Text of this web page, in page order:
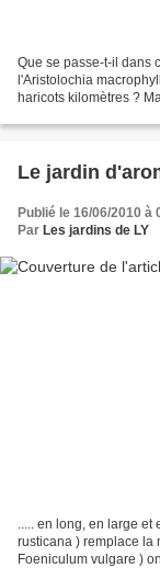
Que se passe-t-il dans
l'Aristolochia
haricots kilomètres ?
Le jardin
Publié le 16/06/2010 à
Par Les jardins de LY
..... en long, en large
rusticana ) remplace la
Foeniculum vulgare )